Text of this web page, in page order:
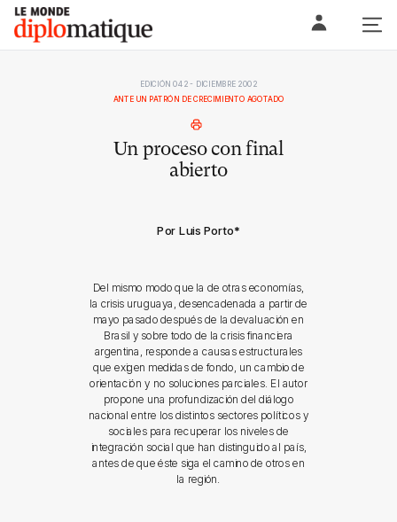
Skip
content
Le monde diplomatique
EDICIÓN 042 - DICIEMBRE 2002
ANTE UN PATRÓN DE CRECIMIENTO AGOTADO
Un proceso con final
abierto
Por Luis Porto*
Del mismo modo que la de otras economías,
la crisis uruguaya, desencadenada a partir de
mayo pasado después de la devaluación en
Brasil y sobre todo de la crisis financiera
argentina, responde a causas estructurales
que exigen medidas de fondo, un cambio de
orientación y no soluciones parciales. El autor
propone una profundización del diálogo
nacional entre los distintos sectores políticos y
sociales para recuperar los niveles de
integración social que han distinguido al país,
antes de que éste siga el camino de otros en
la región.